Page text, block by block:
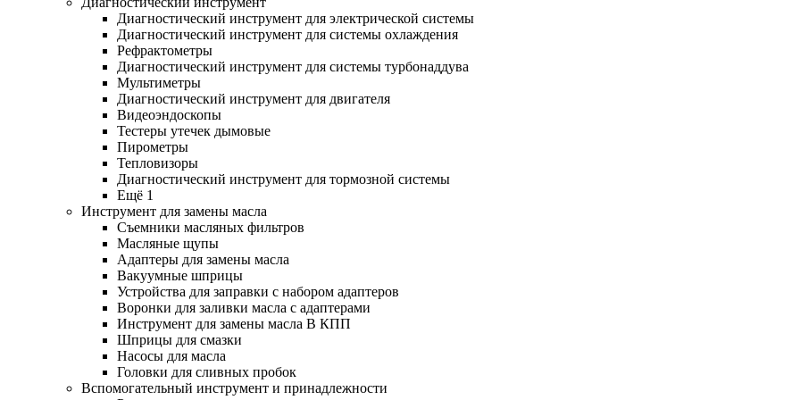
Диагностический инструмент для электрической системы
Диагностический инструмент для системы охлаждения
Рефрактометры
Диагностический инструмент для системы турбонаддува
Мультиметры
Диагностический инструмент для двигателя
Видеоэндоскопы
Тестеры утечек дымовые
Пирометры
Тепловизоры
Диагностический инструмент для тормозной системы
Ещё 1
Инструмент для замены масла
Съемники масляных фильтров
Масляные щупы
Адаптеры для замены масла
Вакуумные шприцы
Устройства для заправки с набором адаптеров
Воронки для заливки масла с адаптерами
Инструмент для замены масла В КПП
Шприцы для смазки
Насосы для масла
Головки для сливных пробок
Вспомогательный инструмент и принадлежности